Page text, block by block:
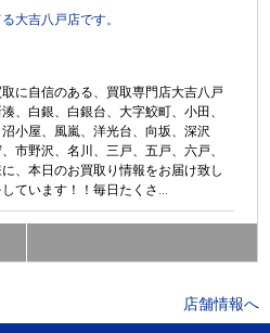
大吉八戸店です。
に自信のある、買取専門店大吉八戸
、白銀、白銀台、大字鮫町、小田、
小屋、風嵐、洋光台、向坂、深沢
市野沢、名川、三戸、五戸、六戸、
、本日のお買取り情報をお届け致し
ています！！毎日たくさ...
店舗情報へ